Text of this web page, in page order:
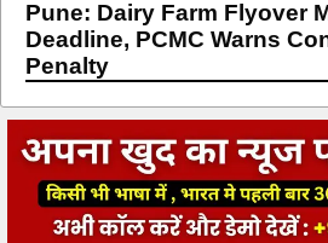
Pune: Dairy Farm Flyover
Deadline, PCMC Warns
Penalty